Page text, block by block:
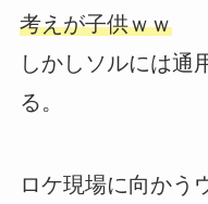
考えが子供ｗｗ
しかしソルには通
る。
ロケ現場に向かう